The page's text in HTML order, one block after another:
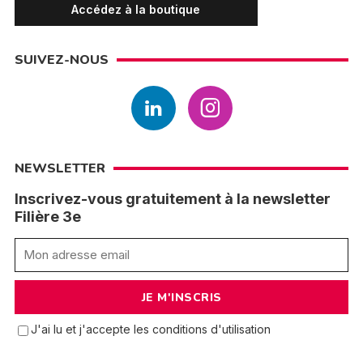
Accédez à la boutique
SUIVEZ-NOUS
NEWSLETTER
Inscrivez-vous gratuitement à la newsletter
Filière 3e
J'ai lu et j'accepte les conditions d'utilisation